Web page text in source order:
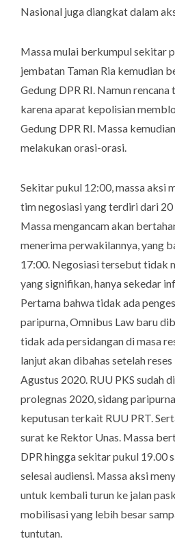
Nasional juga diangkat dalam
Massa mulai berkumpul sekitar
jembatan Taman Ria kemudian
Gedung DPR RI. Namun
karena aparat kepolisian
Gedung DPR RI. Massa
melakukan orasi-orasi.
Sekitar pukul 12:00, massa aksi
tim negosiasi yang terdiri dari
Massa mengancam akan
menerima perwakilannya, yang
17:00. Negosiasi tersebut tidak
yang signifikan, hanya sekedar
Pertama bahwa tidak ada
paripurna, Omnibus Law baru
tidak ada persidangan di masa
lanjut akan dibahas setelah
Agustus 2020. RUU PKS sudah
prolegnas 2020, sidang
keputusan terkait RUU PRT.
surat ke Rektor Unas. Massa
DPR hingga sekitar pukul 19.00
selesai audiensi. Massa aksi
untuk kembali turun ke jalan
mobilisasi yang lebih besar
tuntutan.